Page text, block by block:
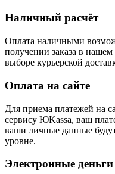
Наличный расчёт
Оплата наличными
получении заказа в
выборе курьерской
Оплата на сайте
Для приема платежей на
сервису ЮKassa, ваш
ваши личные данные
уровне.
Электронные деньги